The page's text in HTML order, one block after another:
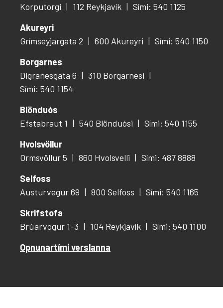
Korputorgi
112 Reykjavík
Sími: 540 1125
Akureyri
Grímseyjargata 2
600 Akureyri
Sími: 540 1150
Borgarnes
Digranesgata 6
310 Borgarnesi
Sími: 540 1154
Blönduós
Efstabraut 1
540 Blönduósi
Sími: 540 1155
Hvolsvöllur
Ormsvöllur 5
860 Hvolsvelli
Sími: 487 8888
Selfoss
Austurvegur 69
800 Selfoss
Sími: 540 1165
Skrifstofa
Brúarvogur 1-3
104 Reykjavík
Sími: 540 1100
Opnunartími verslanna